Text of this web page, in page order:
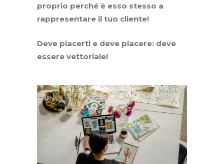
proprio perché è esso stesso a
rappresentare il tuo cliente!
Deve piacerti e deve piacere: deve
essere vettoriale!